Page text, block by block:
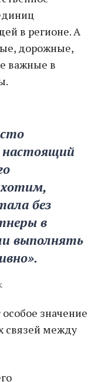
в регионе. А
дорожные,
важные в
без
в
выполнять
значение
связей между